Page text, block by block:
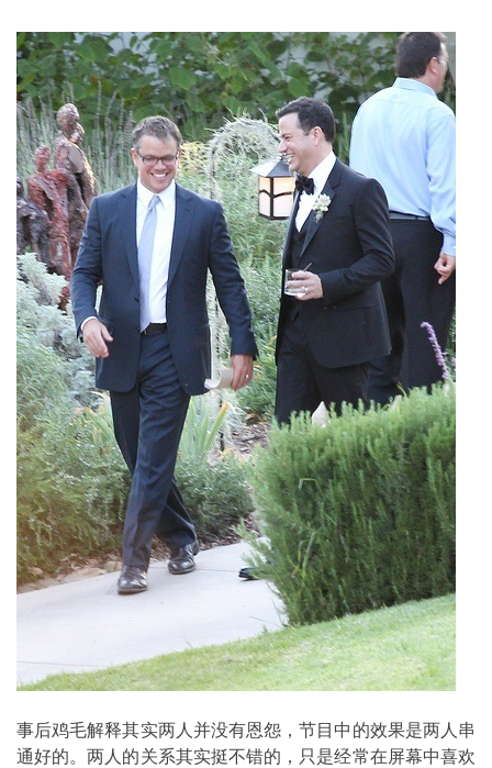
事后鸡毛解释其实两人并没有恩怨，节目中的效果是两人串
通好的。两人的关系其实挺不错的，只是经常在屏幕中喜欢